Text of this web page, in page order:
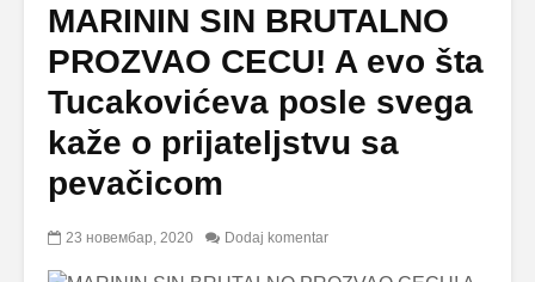
MARININ SIN BRUTALNO
PROZVAO CECU! A evo šta
Tucakovićeva posle svega
kaže o prijateljstvu sa
pevačicom
23 новембар, 2020 Dodaj komentar